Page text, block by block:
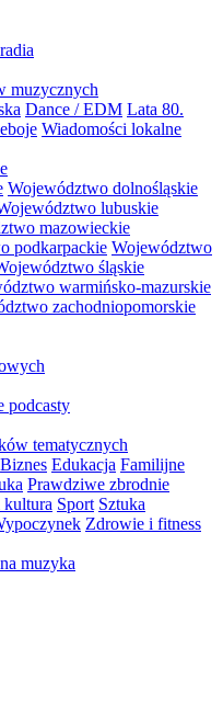
muzycznych
Dance / EDM Lata 80.
Wiadomości lokalne
Województwo dolnośląskie
lubuskie
mazowieckie
podkarpackie Województwo
śląskie
warmińsko-mazurskie
zachodniopomorskie
podcasty
tematycznych
Biznes Edukacja Familijne
Prawdziwe zbrodnie
kultura Sport Sztuka
Zdrowie i fitness
muzyka